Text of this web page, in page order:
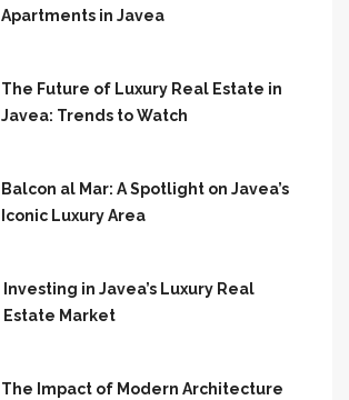
Apartments in Javea
The Future of Luxury Real Estate in
Javea: Trends to Watch
Balcon al Mar: A Spotlight on Javea’s
Iconic Luxury Area
Investing in Javea’s Luxury Real
Estate Market
The Impact of Modern Architecture